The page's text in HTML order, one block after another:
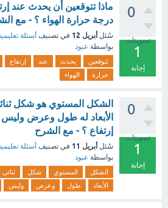
0
تصويتات
1
إجابة
ماذا تتوقعين أن يحدث عند
درجة حرارة الهواء ؟ - مع
سُئل أبريل 12 في تصنيف أسئلة
بواسطة عبود
تتوقعين يحدث عند إرتفاع
حرارة
الهواء
0
تصويتات
1
إجابة
الشكل المستوي هو شكل
الأبعاد له طول وعرض وليس
إرتفاع ؟ - مع الشرح
سُئل أبريل 11 في تصنيف أسئلة
بواسطة عبود
الشكل المستوي شكل
ثنائي
الأبعاد
طول وعرض وليس